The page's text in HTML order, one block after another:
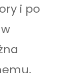
i po